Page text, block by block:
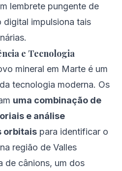
lembrete pungente de
digital impulsiona tais
e Tecnologia
mineral em Marte é um
tecnologia moderna. Os
uma combinação de
e análise
orbitais para identificar o
região de Valles
de cânions, um dos